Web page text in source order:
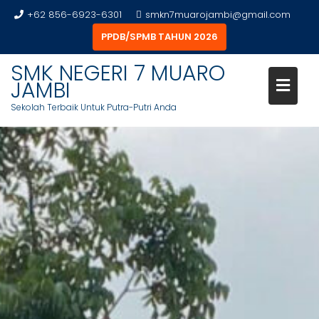
+62 856-6923-6301
smkn7muarojambi@gmail.com
PPDB/SPMB TAHUN 2026
SMK NEGERI 7 MUARO
JAMBI
Sekolah Terbaik Untuk Putra-Putri Anda